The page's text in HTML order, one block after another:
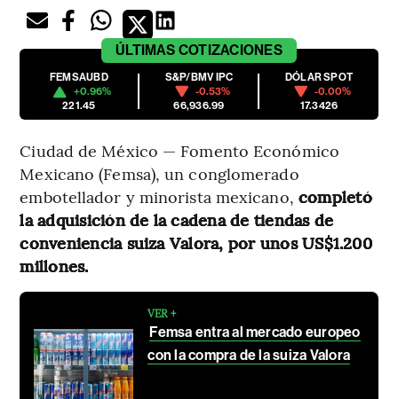
ÚLTIMAS COTIZACIONES
FEMSAUBD
+0.96%
221.45
S&P/BMV IPC
-0.53%
66,936.99
DÓLAR SPOT
-0.00%
17.3426
Ciudad de México — Fomento Económico
Mexicano (Femsa), un conglomerado
embotellador y minorista mexicano, completó
la adquisición de la cadena de tiendas de
conveniencia suiza Valora, por unos US$1.200
millones.
VER +
Femsa entra al mercado europeo
con la compra de la suiza Valora